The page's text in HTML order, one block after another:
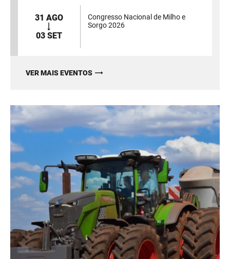
31 AGO
03 SET
Congresso Nacional de Milho e
Sorgo 2026
VER MAIS EVENTOS